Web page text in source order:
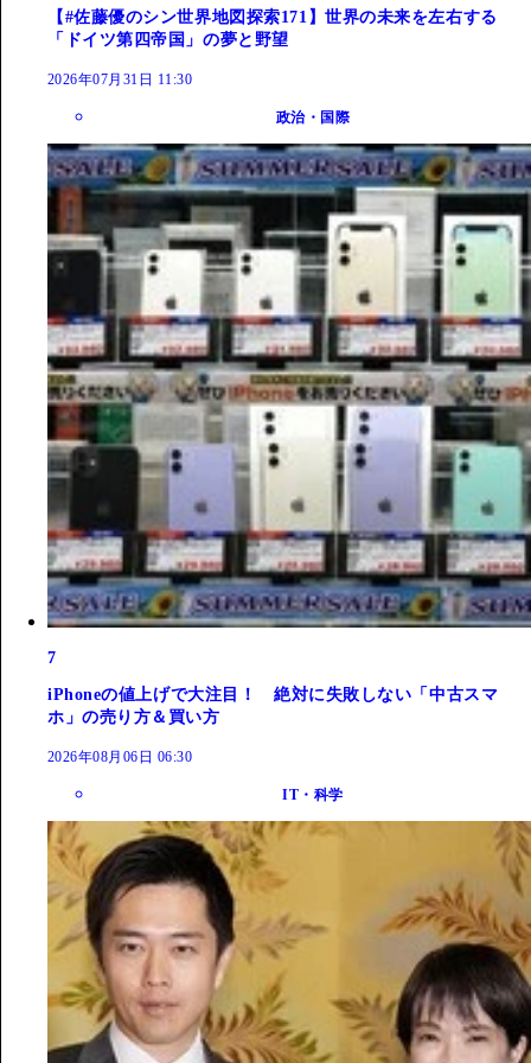
【#佐藤優のシン世界地図探索171】世界の未来を左右する
「ドイツ第四帝国」の夢と野望
2026年07月31日 11:30
政治・国際
7
iPhoneの値上げで大注目！ 絶対に失敗しない「中古スマ
ホ」の売り方＆買い方
2026年08月06日 06:30
IT・科学